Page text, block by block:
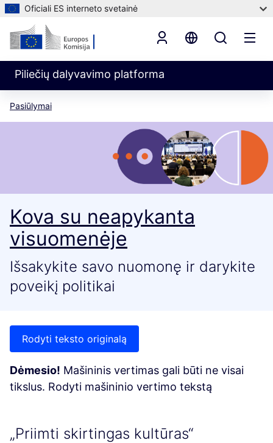
Oficiali ES interneto svetainė
Piliečių dalyvavimo platforma
Pasiūlymai
Kova su neapykanta
visuomenėje
Išsakykite savo nuomonę ir darykite
poveikį politikai
Rodyti teksto originalą
Dėmesio! Mašininis vertimas gali būti ne visai
tikslus. Rodyti mašininio vertimo tekstą
„Priimti skirtingas kultūras“